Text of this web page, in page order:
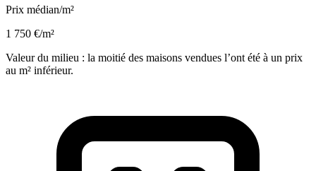
Prix médian/m²
1 750 €/m²
Valeur du milieu : la moitié des maisons vendues l’ont été à un prix
au m² inférieur.